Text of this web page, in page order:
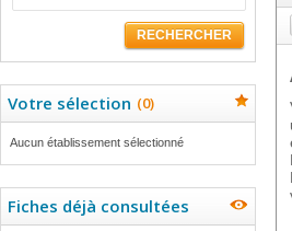
RECHERCHER
Votre sélection (0)
Aucun établissement sélectionné
Fiches déjà consultées